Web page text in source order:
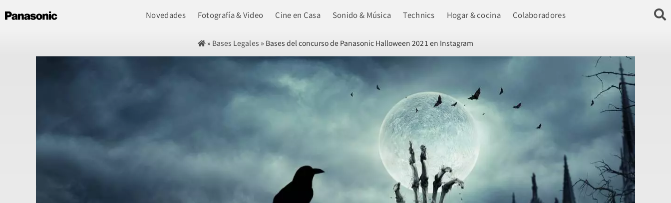
Novedades Fotografía & Video Cine en Casa Sonido & Música Technics Hogar & cocina Colaboradores
» Bases Legales » Bases del concurso de Panasonic Halloween 2021 en Instagram